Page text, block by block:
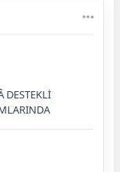
DESTEKLİ